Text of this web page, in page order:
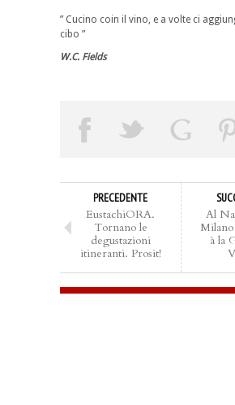
” Cucino coin il vino, e a volte ci
cibo ”
W.C. Fields
PRECEDENTE
EustachiORA.
Tornano le
degustazioni
itineranti. Prosit!
Al
à la